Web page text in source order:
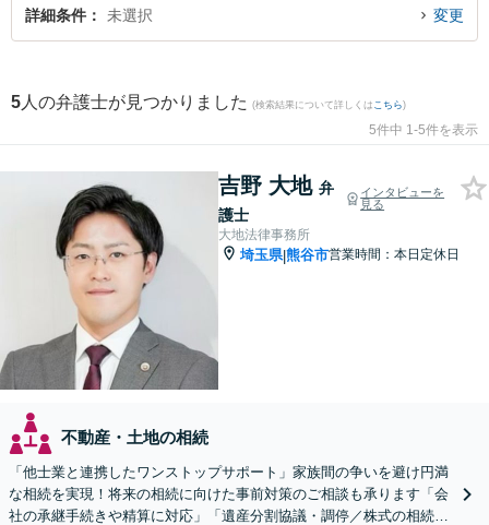
市内の弁護士に相談予約したい』などでお困りの相談者さんにおすすめです。
詳細条件 未選択 変更
5 人の弁護士が見つかりました (検索結果について詳しくは こちら)
5件中 1-5件を表示
吉野 大地 弁
護士
インタビューを
見る
大地法律事務所
埼玉県|熊谷市営業時間：本日定休日
不動産・土地の相続
「他士業と連携したワンストップサポート」家族間の争いを避け円満
な相続を実現！将来の相続に向けた事前対策のご相談も承ります「会
社の承継手続きや精算に対応」「遺産分割協議・調停／株式の相続／